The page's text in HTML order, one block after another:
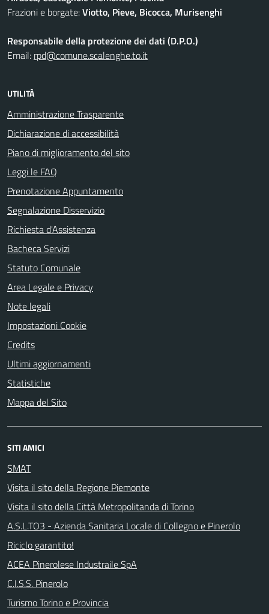
Frazioni e borgate:Viotto, Pieve, Bicocca, Murisenghi
Responsabile della protezione dei dati (D.P.O.)
Email: rpd@comune.scalenghe.to.it
UTILITÀ
Amministrazione Trasparente
Dichiarazione di accessibilità
Piano di miglioramento del sito
Leggi le FAQ
Prenotazione Appuntamento
Segnalazione Disservizio
Richiesta d'Assistenza
Bacheca Servizi
Statuto Comunale
Area Legale e Privacy
Note legali
Impostazioni Cookie
Credits
Ultimi aggiornamenti
Statistiche
Mappa del Sito
SITI AMICI
SMAT
Visita il sito della Regione Piemonte
Visita il sito della Città Metropolitanda di Torino
A.S.L.TO3 - Azienda Sanitaria Locale di Collegno e Pinerolo
Riciclo garantito!
ACEA Pinerolese Industraile SpA
C.I.S.S. Pinerolo
Turismo Torino e Provincia